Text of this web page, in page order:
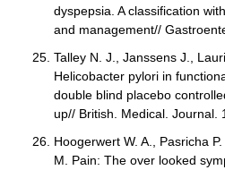
dyspepsia. A classification
and management//
Talley N. J., Janssens J.,
Helicobacter pylori in
double blind placebo
up// British. Medical. Journal.
Hoogerwert W. A., Pasricha
M. Pain: The over looked